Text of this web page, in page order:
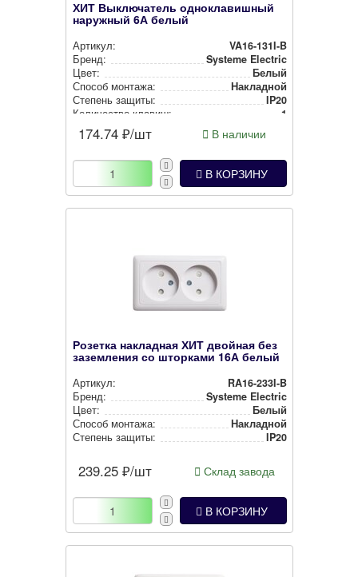
ХИТ Выключатель одноклавишный
наружный 6А белый
Артикул:
VA16-131I-B
Бренд:
Systeme Electric
Цвет:
Белый
Способ монтажа:
Накладной
Степень защиты:
IP20
Количество клавиш:
1
174.74 ₽/шт В наличии
В КОРЗИНУ
Розетка накладная ХИТ двойная без
заземления со шторками 16А белый
Артикул:
RA16-233I-B
Бренд:
Systeme Electric
Цвет:
Белый
Способ монтажа:
Накладной
Степень защиты:
IP20
239.25 ₽/шт Склад завода
В КОРЗИНУ